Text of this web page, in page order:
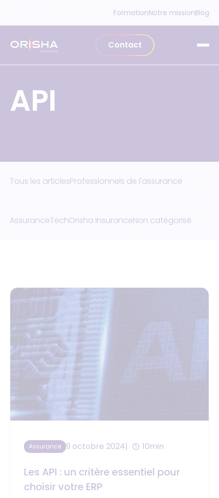
FormationNotre missionBlog
Contact
API
Tous les articlesProfessionnels de l'assurance
AssuranceTechOrisha InsuranceNon catégorisé
Assurance 9 octobre 2024 10min
Les API : un critère essentiel pour
choisir votre ERP